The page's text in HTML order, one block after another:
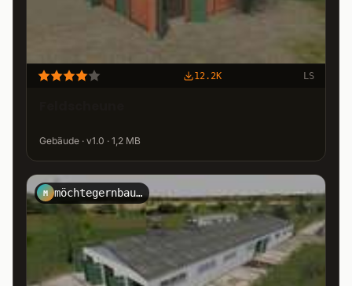
12.2K LS
Gebäude · v1.0 · 1,2 MB
M möchtegernbauer